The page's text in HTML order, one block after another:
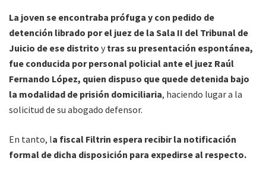
La joven se encontraba prófuga y con pedido de
detención librado por el juez de la Sala II del Tribunal de
Juicio de ese distrito y tras su presentación espontánea,
fue conducida por personal policial ante el juez Raúl
Fernando López, quien dispuso que quede detenida bajo
la modalidad de prisión domiciliaria, haciendo lugar a la
solicitud de su abogado defensor.
En tanto, la fiscal Filtrin espera recibir la notificación
formal de dicha disposición para expedirse al respecto.